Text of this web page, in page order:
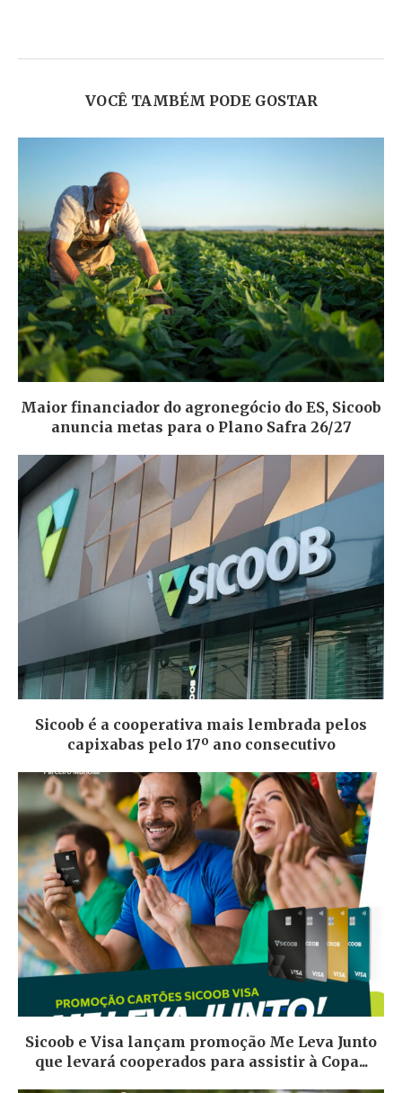
VOCÊ TAMBÉM PODE GOSTAR
Maior financiador do agronegócio do ES, Sicoob
anuncia metas para o Plano Safra 26/27
Sicoob é a cooperativa mais lembrada pelos
capixabas pelo 17º ano consecutivo
Sicoob e Visa lançam promoção Me Leva Junto
que levará cooperados para assistir à Copa...